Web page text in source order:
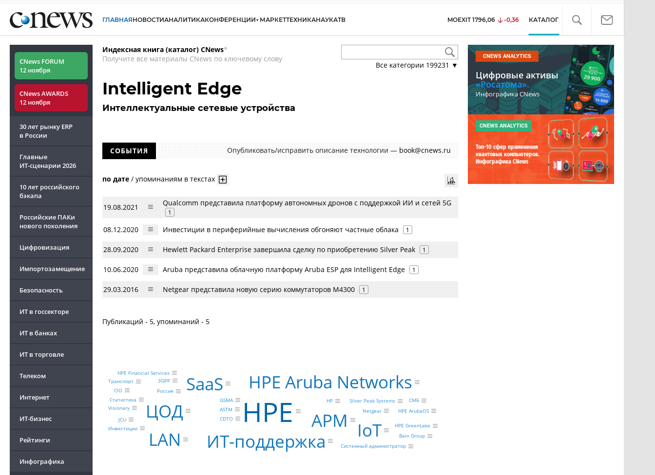
ГЛАВНАЯНОВОСТИАНАЛИТИКАКОНФЕРЕНЦИИ МАРКЕТТЕХНИКАНАУКАТВ MOEXIT 1796,06 -0,36 КАТАЛОГ
CNews FORUM
12 ноября
CNews AWARDS
12 ноября
30 лет рынку ERP
в России
Главные
ИТ-сценарии 2026
10 лет российского
бэкапа
Российские ПАКи
нового поколения
Цифровизация
Импортозамещение
Безопасность
ИТ в госсекторе
ИТ в банках
ИТ в торговле
Телеком
Интернет
ИТ-бизнес
Рейтинги
Инфографика
Индексная книга (каталог) CNews*
Получите все материалы CNews по ключевому слову
Все категории 199231 ▼
Intelligent Edge
Интеллектуальные сетевые устройства
СОБЫТИЯ Опубликовать/исправить описание технологии —book@cnews.ru
по дате / упоминаниям в текстах
19.08.2021 Qualcomm представила платформу автономных дронов с поддержкой ИИ и сетей 5G
1
08.12.2020 Инвестиции в периферийные вычисления обгоняют частные облака 1
28.09.2020 Hewlett Packard Enterprise завершила сделку по приобретению Silver Peak 1
10.06.2020 Aruba представила облачную платформу Aruba ESP для Intelligent Edge 1
29.03.2016 Netgear представила новую серию коммутаторов M4300 1
Публикаций - 5, упоминаний - 5
HPE
HPE Aruba Networks
АРМ IoT
SaaS
ЦОД
LAN
ИТ-поддержка
HP Silver Peak Systems
HPE Financial Services
Netgear
Bain Group
GSMA
3GPP
ASTM
HPE GreenLake
HPE ArubaOS
Россия
CDTO
СМБ
Системный администратор
Транспорт
CIO
Статистика
Visionary
Инвестиции
JCU
CNEWS ANALYTICS
Цифровые активы
«Росатома».
Инфографика CNews
CNEWS ANALYTICS
Топ-10 сфер применения
квантовых компьютеров.
Инфографика CNews